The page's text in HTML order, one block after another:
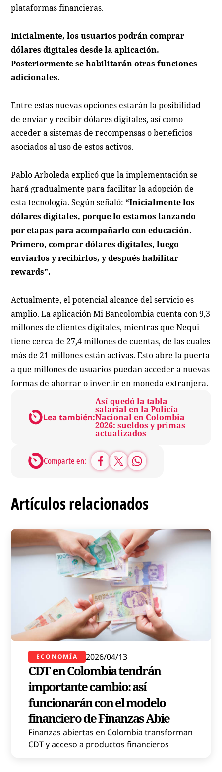
plataformas financieras.
Inicialmente, los usuarios podrán comprar
dólares digitales desde la aplicación.
Posteriormente se habilitarán otras funciones
adicionales.
Entre estas nuevas opciones estarán la posibilidad
de enviar y recibir dólares digitales, así como
acceder a sistemas de recompensas o beneficios
asociados al uso de estos activos.
Pablo Arboleda explicó que la implementación se
hará gradualmente para facilitar la adopción de
esta tecnología. Según señaló: “Inicialmente los
dólares digitales, porque lo estamos lanzando
por etapas para acompañarlo con educación.
Primero, comprar dólares digitales, luego
enviarlos y recibirlos, y después habilitar
rewards”.
Actualmente, el potencial alcance del servicio es
amplio. La aplicación Mi Bancolombia cuenta con 9,3
millones de clientes digitales, mientras que Nequi
tiene cerca de 27,4 millones de cuentas, de las cuales
más de 21 millones están activas. Esto abre la puerta
a que millones de usuarios puedan acceder a nuevas
formas de ahorrar o invertir en moneda extranjera.
Lea también:
Así quedó la tabla
salarial en la Policía
Nacional en Colombia
2026: sueldos y primas
actualizados
Comparte en:
Artículos relacionados
ECONOMÍA 2026/04/13
CDT en Colombia tendrán
importante cambio: así
funcionarán con el modelo
financiero de Finanzas Abie
Finanzas abiertas en Colombia transforman
CDT y acceso a productos financieros